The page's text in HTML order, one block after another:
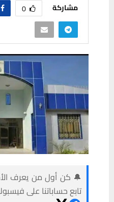
مشاركة 0
🔔 كن أول من يعرف
تابع حساباتنا على